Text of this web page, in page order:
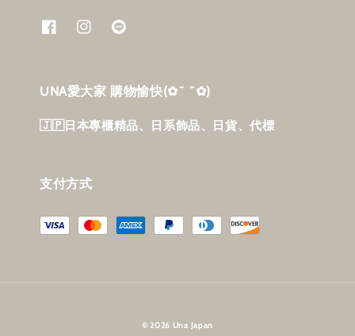
UNA愛大家 購物愉快‎(✿˘ ˘✿)
🇯🇵日本專櫃精品、日系飾品、日貨、代標
支付方式
© 2026 Una Japan